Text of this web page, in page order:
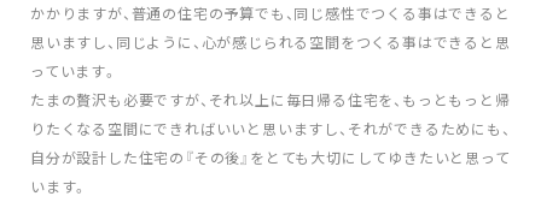
かかりますが、普通の住宅の予算でも、同じ感性でつくる事はできると
思いますし、同じように、心が感じられる空間をつくる事はできると思
っています。
たまの贅沢も必要ですが、それ以上に毎日帰る住宅を、もっともっと帰
りたくなる空間にできればいいと思いますし、それができるためにも、
自分が設計した住宅の『その後』をとても大切にしてゆきたいと思って
います。